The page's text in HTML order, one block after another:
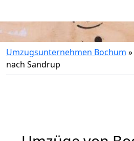
Umzugsunternehmen Bochum »
nach Sandrup